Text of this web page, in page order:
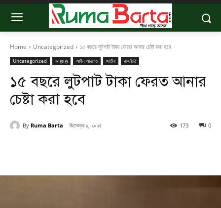
Home Uncategorized ১৫ বছরে লুটপাট টাকা ফেরত আনার চেষ্টা করা হবে
Uncategorized অন্যান্য আইন আদালত জাতীয় রাজনীতি
১৫ বছরে লুটপাট টাকা ফেরত আনার
চেষ্টা করা হবে
By Ruma Barta ডিসেম্বর ১, ২০২৪ 0
173